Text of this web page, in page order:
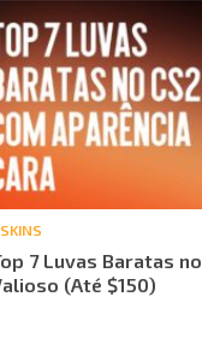
7 Luvas Baratas
(Até $150)